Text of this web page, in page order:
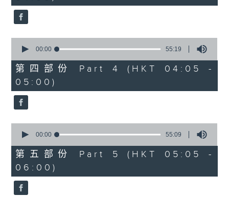
seconds
seconds
55
minutes,
19
seconds
00:00 55:19
第四部份 Part 4 (HKT 04:05 -
05:00)
seconds
55
minutes,
9
seconds
00:00 55:09
第五部份 Part 5 (HKT 05:05 -
06:00)